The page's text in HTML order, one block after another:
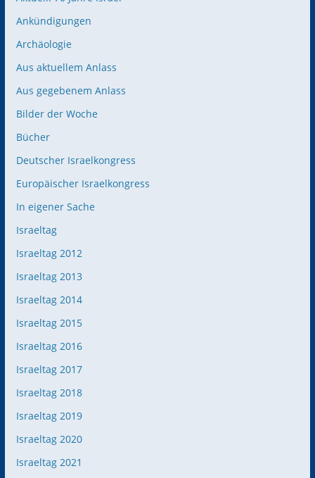
Ankündigungen
Archäologie
Aus aktuellem Anlass
Aus gegebenem Anlass
Bilder der Woche
Bücher
Deutscher Israelkongress
Europäischer Israelkongress
In eigener Sache
Israeltag
Israeltag 2012
Israeltag 2013
Israeltag 2014
Israeltag 2015
Israeltag 2016
Israeltag 2017
Israeltag 2018
Israeltag 2019
Israeltag 2020
Israeltag 2021